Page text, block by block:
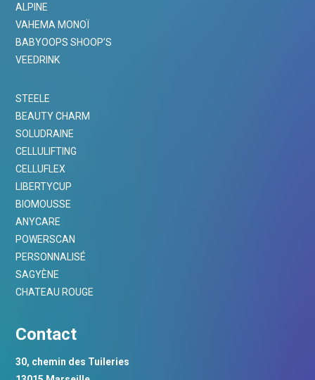
ALPINE
VAHEMA MONOÏ
BABYOOPS SHOOP’S
VEEDRINK
STEELE
BEAUTY CHARM
SOLUDRAINE
CELLULIFTING
CELLUFLEX
LIBERTYCUP
BIOMOUSSE
ANYCARE
POWERSCAN
PERSONNALISÉ
SAGYÈNE
CHATEAU ROUGE
Contact
30, chemin des Tuileries